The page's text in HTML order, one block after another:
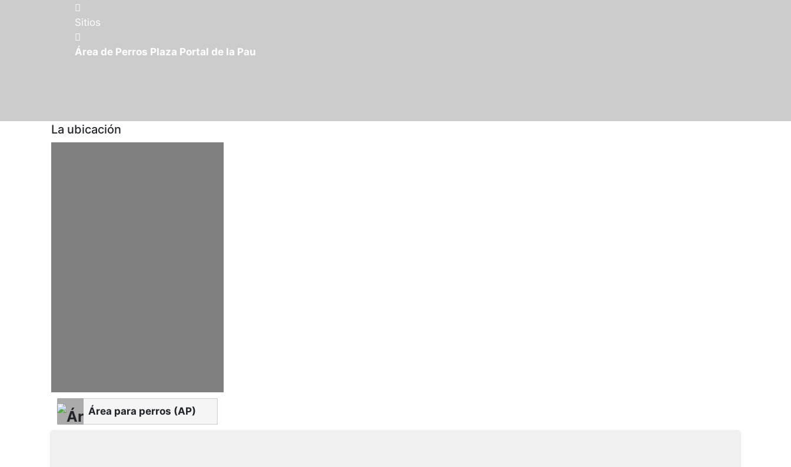
Sitios
Área de Perros Plaza Portal de la Pau
La ubicación
Área para perros (AP)